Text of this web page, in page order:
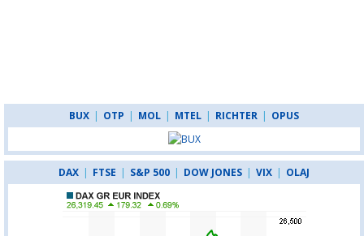
BUX | OTP | MOL | MTEL | RICHTER | OPUS
DAX | FTSE | S&P 500 | DOW JONES | VIX | OLAJ